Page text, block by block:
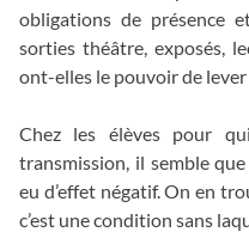
obligations de présence
sorties théâtre, exposés,
ont-elles le pouvoir de lever
Chez les élèves pour
transmission, il semble
eu d’effet négatif. On en
c’est une condition sans